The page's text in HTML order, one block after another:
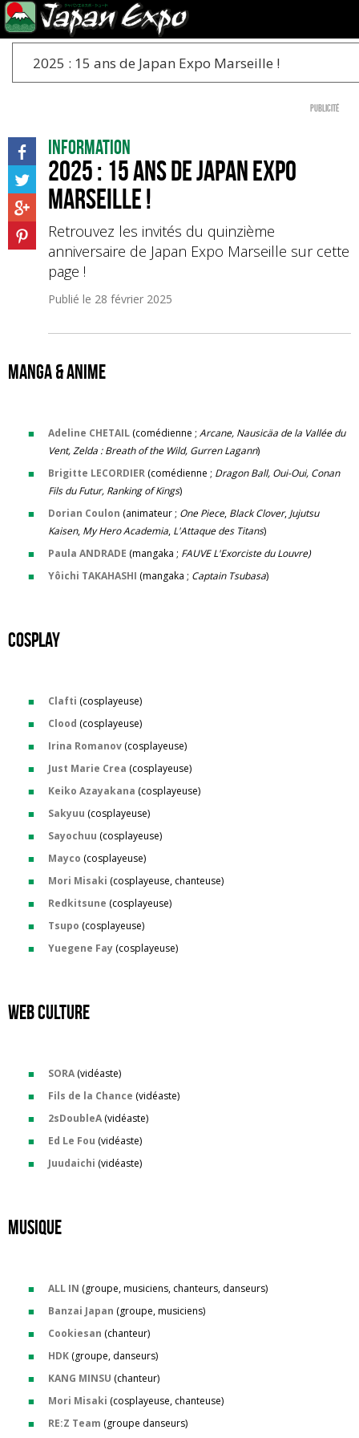
2025 : 15 ans de Japan Expo Marseille !
Publicité
Information
2025 : 15 ans de Japan Expo
Marseille !
Retrouvez les invités du quinzième
anniversaire de Japan Expo Marseille sur cette
page !
Publié le 28 février 2025
manga & anime
Adeline CHETAIL (comédienne ; Arcane, Nausicäa de la Vallée du
Vent, Zelda : Breath of the Wild, Gurren Lagann)
Brigitte LECORDIER (comédienne ; Dragon Ball, Oui-Oui, Conan
Fils du Futur, Ranking of Kings)
Dorian Coulon (animateur ; One Piece, Black Clover, Jujutsu
Kaisen, My Hero Academia, L'Attaque des Titans)
Paula ANDRADE (mangaka ; FAUVE L'Exorciste du Louvre)
Yôichi TAKAHASHI (mangaka ; Captain Tsubasa)
cosplay
Clafti (cosplayeuse)
Clood (cosplayeuse)
Irina Romanov (cosplayeuse)
Just Marie Crea (cosplayeuse)
Keiko Azayakana (cosplayeuse)
Sakyuu (cosplayeuse)
Sayochuu (cosplayeuse)
Mayco (cosplayeuse)
Mori Misaki (cosplayeuse, chanteuse)
Redkitsune (cosplayeuse)
Tsupo (cosplayeuse)
Yuegene Fay (cosplayeuse)
web culture
SORA (vidéaste)
Fils de la Chance (vidéaste)
2sDoubleA (vidéaste)
Ed Le Fou (vidéaste)
Juudaichi (vidéaste)
musique
ALL IN (groupe, musiciens, chanteurs, danseurs)
Banzai Japan (groupe, musiciens)
Cookiesan (chanteur)
HDK (groupe, danseurs)
KANG MINSU (chanteur)
Mori Misaki (cosplayeuse, chanteuse)
RE:Z Team (groupe danseurs)